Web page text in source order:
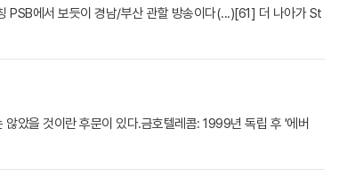
에서 보듯이 경남/부산 관할 방송이다(...)[61] 더 나아가 St
았을 것이란 후문이 있다.금호텔레콤: 1999년 독립 후 '에버